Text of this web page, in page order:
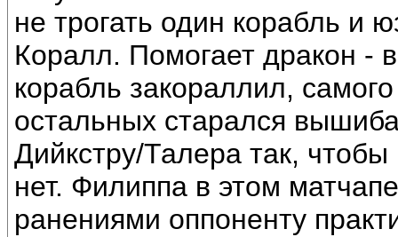
не трогать один корабль и
Коралл. Помогает дракон -
корабль закораллил,
остальных старался
Дийкстру/Талера так,
нет. Филиппа в этом
ранениями оппоненту